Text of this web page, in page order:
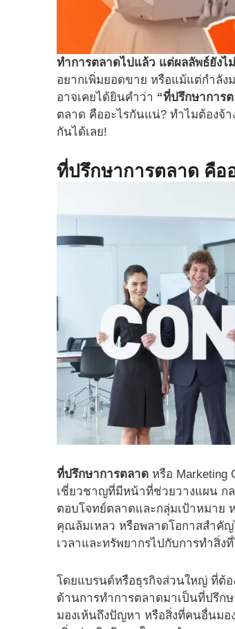
ทำการตลาดไปแล้ว แต่ผลลัพธ์ยังไ
อยากเพิ่มยอดขาย หรือแม้แต่กำลั
อาจเคยได้ยินคำว่า “ที่ปรึกษาการ
ตลาด คืออะไรกันแน่? ทำไมต้องจ้
กันได้เลย!
ที่ปรึกษาการตลาด คือ
ที่ปรึกษาการตลาด หรือ Marketing
เชี่ยวชาญที่มีหน้าที่ช่วยวางแผน ก
ตอบโจทย์ตลาดและกลุ่มเป้าหมาย
คุณล้มเหลว หรือพลาดโอกาสสำคั
เวลาและทรัพยากรไปกับการทำสิ่ง
โดยแบรนด์หรือธุรกิจส่วนใหญ่ ที่ต้
ด้านการทำการตลาดมาเป็นที่ปรึก
มองเห้นถึงปัญหา หรือสิ่งที่คนอื่นมอ